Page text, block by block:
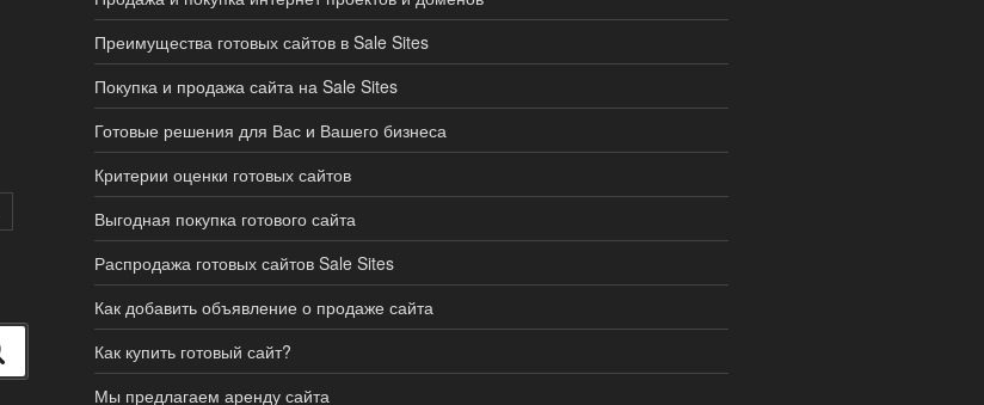
Преимущества готовых сайтов в Sale Sites
Покупка и продажа сайта на Sale Sites
Готовые решения для Вас и Вашего бизнеса
Критерии оценки готовых сайтов
Выгодная покупка готового сайта
Распродажа готовых сайтов Sale Sites
Как добавить объявление о продаже сайта
Как купить готовый сайт?
Мы предлагаем аренду сайта